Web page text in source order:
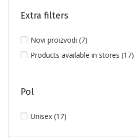
Extra filters
Novi proizvodi (7)
Products available in stores (17)
Pol
Unisex (17)